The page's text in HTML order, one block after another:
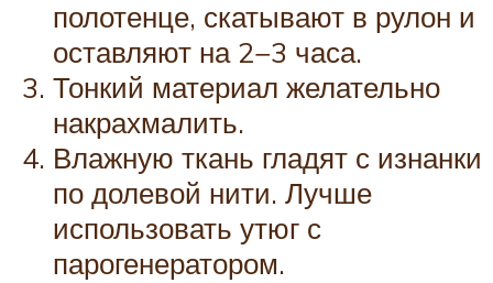
полотенце, скатывают в рулон и
оставляют на 2−3 часа.
Тонкий материал желательно
накрахмалить.
Влажную ткань гладят с изнанки
по долевой нити. Лучше
использовать утюг с
парогенератором.